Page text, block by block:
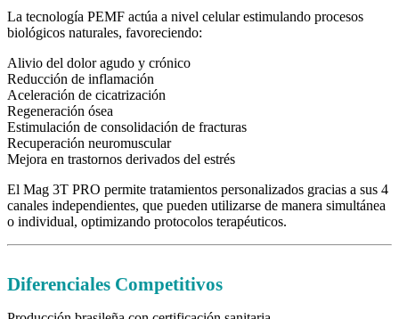
La tecnología PEMF actúa a nivel celular estimulando procesos
biológicos naturales, favoreciendo:
Alivio del dolor agudo y crónico
Reducción de inflamación
Aceleración de cicatrización
Regeneración ósea
Estimulación de consolidación de fracturas
Recuperación neuromuscular
Mejora en trastornos derivados del estrés
El Mag 3T PRO permite tratamientos personalizados gracias a sus 4
canales independientes, que pueden utilizarse de manera simultánea
o individual, optimizando protocolos terapéuticos.
Diferenciales Competitivos